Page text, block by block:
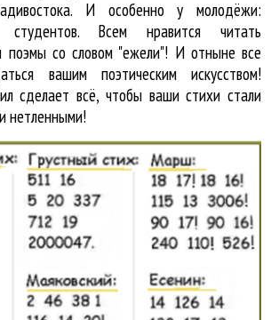
И особенно у молодёжи:
Всем нравится читать
поэмы со словом "ежели"! И отныне все
вашим поэтическим искусством!
cделает всё, чтобы ваши стихи стали
нетленными!